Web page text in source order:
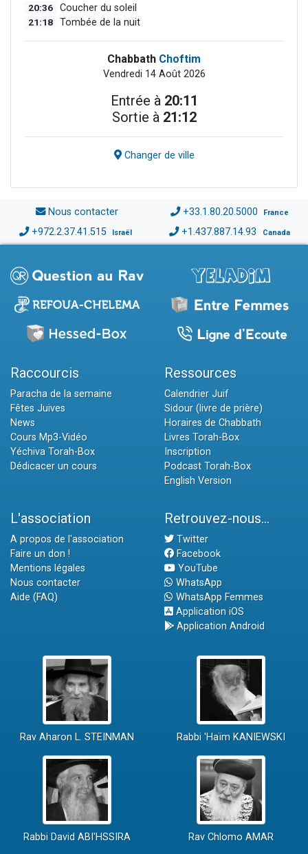
20:36 Coucher du soleil
21:18 Tombée de la nuit
Chabbath Choftim
Vendredi 14 Août 2026
Entrée à 20:11
Sortie à 21:12
Changer de ville
Nous contacter +33.1.80.20.5000 France
+972.2.37.41.515 Israël +1.437.887.14.93 Canada
Raccourcis
Paracha de la semaine
Fêtes Juives
News
Cours Mp3-Vidéo
Yéchiva Torah-Box
Dédicacer un cours
Ressources
Calendrier Juif
Sidour (livre de prière)
Horaires de Chabbath
Livres Torah-Box
Inscription
Podcast Torah-Box
English Version
L'association
A propos de l'association
Faire un don !
Mentions légales
Nous contacter
Aide (FAQ)
Retrouvez-nous...
Twitter
Facebook
YouTube
WhatsApp
WhatsApp Femmes
Application iOS
Application Android
Rav Aharon L. STEINMAN Rabbi 'Haïm KANIEWSKI
Rabbi David ABI'HSSIRA Rav Chlomo AMAR